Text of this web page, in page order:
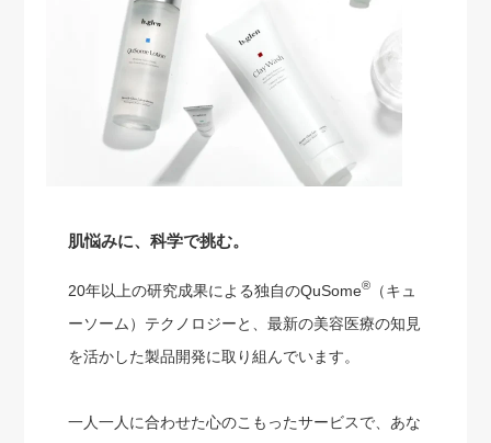
肌悩みに、科学で挑む。
20年以上の研究成果による独自のQuSome®
（キュ
ーソーム）テクノロジーと、最新の美容医療の知見
を活かした製品開発に取り組んでいます。
一人一人に合わせた心のこもったサービスで、あな